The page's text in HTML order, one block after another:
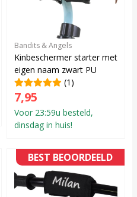
Bandits & Angels
Kinbeschermer starter met
eigen naam zwart PU
(1)
7,95
Voor 23:59u besteld,
dinsdag in huis!
BEST BEOORDEELD